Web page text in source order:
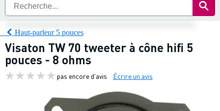
Haut-parleur 5 pouces
Visaton TW 70 tweeter à cône hifi 5
pouces - 8 ohms
pas encore d'avis Écrire un avis